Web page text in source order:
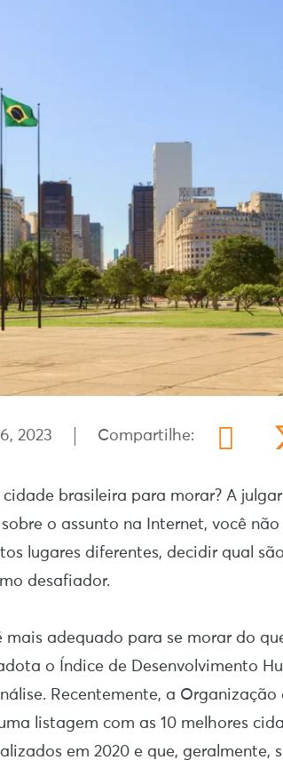
2023 Compartilhe:
brasileira para morar? A
o assunto na Internet, você
lugares diferentes, decidir qual
desafiador.
mais adequado para se morar do
o Índice de Desenvolvimento
Recentemente, a Organização
listagem com as 10 melhores
em 2020 e que, geralmente,